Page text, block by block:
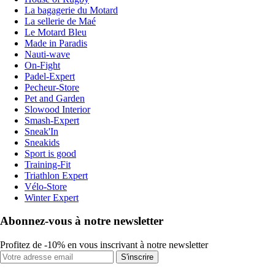
La bagagerie du Motard
La sellerie de Maé
Le Motard Bleu
Made in Paradis
Nauti-wave
On-Fight
Padel-Expert
Pecheur-Store
Pet and Garden
Slowood Interior
Smash-Expert
Sneak'In
Sneakids
Sport is good
Training-Fit
Triathlon Expert
Vélo-Store
Winter Expert
Abonnez-vous à notre newsletter
Profitez de -10% en vous inscrivant à notre newsletter
S'inscrire